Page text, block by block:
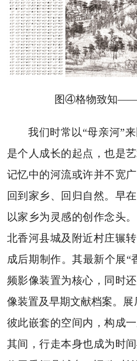
图④格物致知——
我们时常以“母亲河”
是个人成长的起点，也是
记忆中的河流或许并不宽
回到家乡、回归自然。早
以家乡为灵感的创作念头
北香河县城及附近村庄辗
成后期制作。其最新个展“
频影像装置为核心，同时
像装置及早期文献档案。
彼此嵌套的空间内，构成
其间，行走本身也成为时